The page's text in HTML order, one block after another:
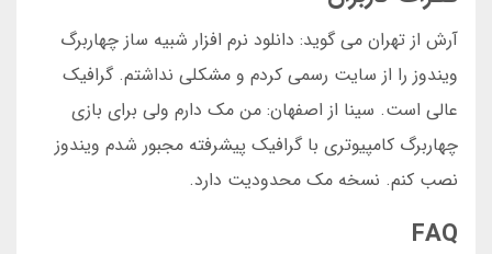
آرش از تهران می گوید: دانلود نرم افزار شبیه ساز چهاربرگ
ویندوز را از سایت رسمی کردم و مشکلی نداشتم. گرافیک
عالی است. سینا از اصفهان: من مک دارم ولی برای بازی
چهاربرگ کامپیوتری با گرافیک پیشرفته مجبور شدم ویندوز
نصب کنم. نسخه مک محدودیت دارد.
FAQ